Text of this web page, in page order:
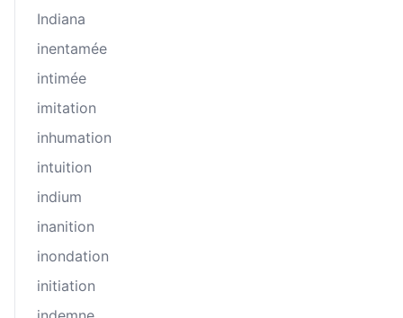
Indiana
inentamée
intimée
imitation
inhumation
intuition
indium
inanition
inondation
initiation